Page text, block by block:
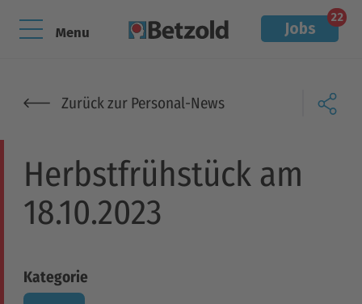
Menu
Zurück zur Personal-News
Jobs
22
Herbstfrühstück am
18.10.2023
Kategorie